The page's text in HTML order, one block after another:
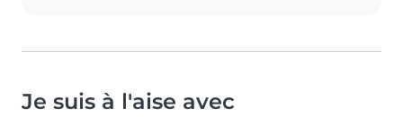
Je suis à l'aise avec